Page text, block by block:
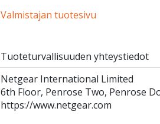
Valmistajan tuotesivu
Tuoteturvallisuuden yhteystiedot
Netgear International Limited
6th Floor, Penrose Two, Penrose
https://www.netgear.com